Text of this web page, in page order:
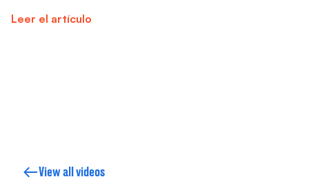
Leer el artículo
View all videos